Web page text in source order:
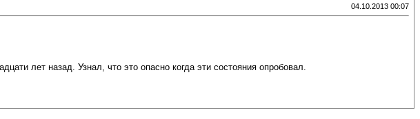
04.10.2013 00:07
лет назад. Узнал, что это опасно когда эти состояния опробовал.